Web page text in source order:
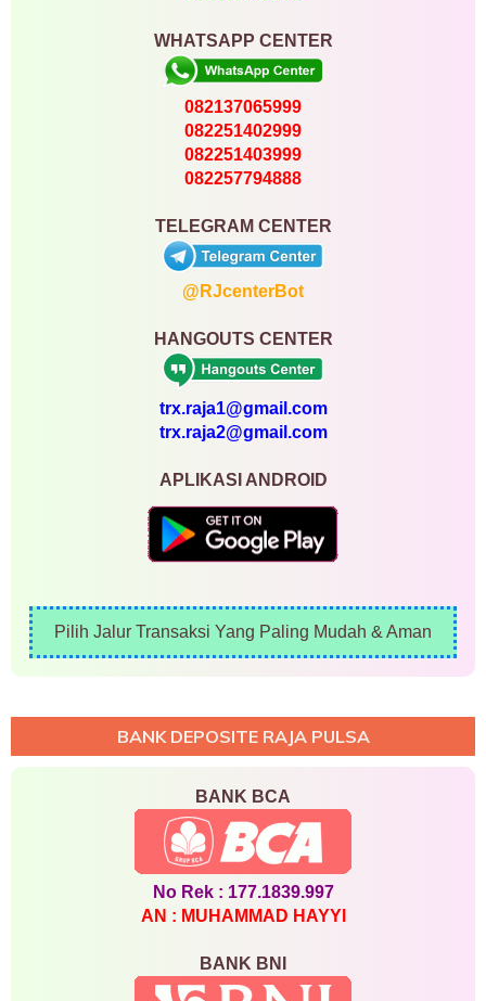
WHATSAPP CENTER
082137065999
082251402999
082251403999
082257794888
TELEGRAM CENTER
@RJcenterBot
HANGOUTS CENTER
trx.raja1@gmail.com
trx.raja2@gmail.com
APLIKASI ANDROID
Pilih Jalur Transaksi Yang Paling Mudah & Aman
BANK DEPOSITE RAJA PULSA
BANK BCA
No Rek : 177.1839.997
AN : MUHAMMAD HAYYI
BANK BNI